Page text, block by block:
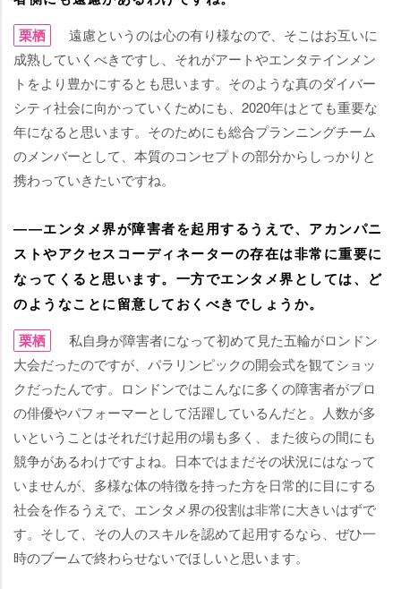
栗栖
遠慮というのは心の有り様なので、そこはお互いに
成熟していくべきですし、それがアートやエンタテインメン
トをより豊かにするとも思います。そのような真のダイバー
シティ社会に向かっていくためにも、2020年はとても重要な
年になると思います。そのためにも総合プランニングチーム
のメンバーとして、本質のコンセプトの部分からしっかりと
携わっていきたいですね。
――エンタメ界が障害者を起用するうえで、アカンパニ
ストやアクセスコーディネーターの存在は非常に重要に
なってくると思います。一方でエンタメ界としては、ど
のようなことに留意しておくべきでしょうか。
栗栖
私自身が障害者になって初めて見た五輪がロンドン
大会だったのですが、パラリンピックの開会式を観てショッ
クだったんです。ロンドンではこんなに多くの障害者がプロ
の俳優やパフォーマーとして活躍しているんだと。人数が多
いということはそれだけ起用の場も多く、また彼らの間にも
競争があるわけですよね。日本ではまだその状況にはなって
いませんが、多様な体の特徴を持った方を日常的に目にする
社会を作るうえで、エンタメ界の役割は非常に大きいはずで
す。そして、その人のスキルを認めて起用するなら、ぜひ一
時のブームで終わらせないでほしいと思います。